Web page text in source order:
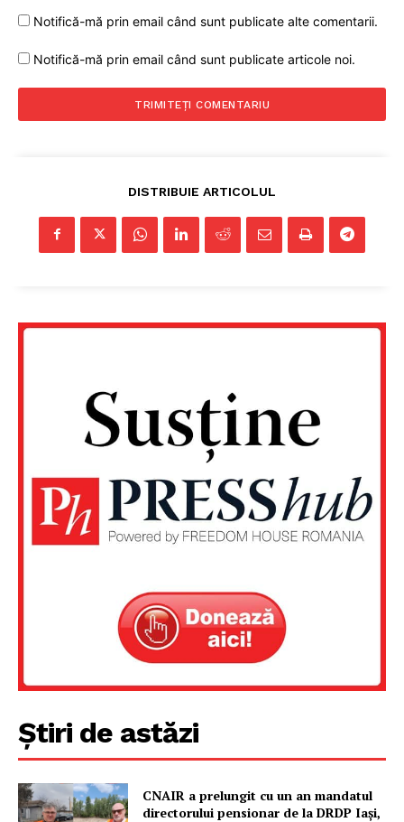
Notifică-mă prin email când sunt publicate alte comentarii.
Notifică-mă prin email când sunt publicate articole noi.
DISTRIBUIE ARTICOLUL
Știri de astăzi
CNAIR a prelungit cu un an mandatul
directorului pensionar de la DRDP Iași,